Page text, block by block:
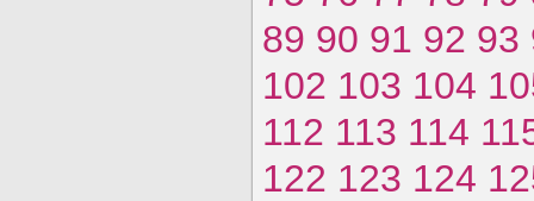
89 90 91 92 93
102 103 104
112 113 114
122 123 124